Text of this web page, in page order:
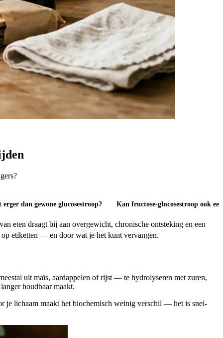
dan gewone glucosestroop? Kan fructose-glucosestroop ook
eten draagt bij aan overgewicht, chronische ontsteking en een
etiketten — en door wat je het kunt vervangen.
uit maïs, aardappelen of rijst — te hydrolyseren met zuren,
houdbaar maakt.
je lichaam maakt het biochemisch weinig verschil — het is snel-